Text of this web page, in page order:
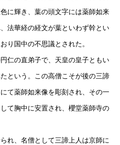
に輝き、葉の頭文字には薬師如来
法華経の経文が葉といわず幹とい
り国中の不思議とされた。
仁の直弟子で、天皇の皇子ともい
という。この高僧こそが後の三諦
て薬師如来像を彫刻され、その一
て胸中に安置され、櫻堂薬師寺の
れ、名僧として三諦上人は京師に